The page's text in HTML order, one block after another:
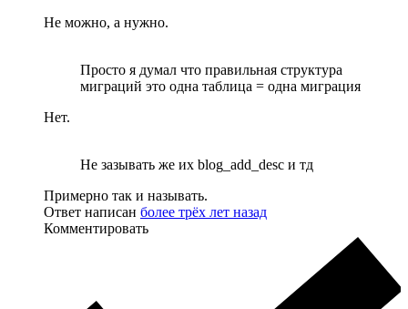
Не можно, а нужно.
Просто я думал что правильная структура
миграций это одна таблица = одна миграция
Нет.
Не зазывать же их blog_add_desc и тд
Примерно так и называть.
Ответ написан более трёх лет назад
Комментировать